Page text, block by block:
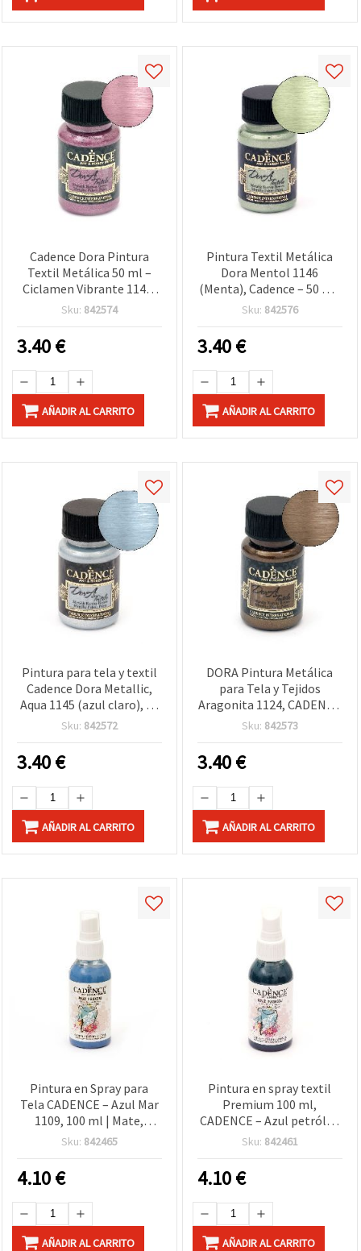
Cadence Dora Pintura
Textil Metálica 50 ml –
Ciclamen Vibrante 1144,
Acabado con Destellos de
Tejidos, Ropa y
Manualidades DIY
Sku: 842574
3.40€
AÑADIR AL CARRITO
Pintura Textil Metálica
Dora Mentol 1146
(Menta), Cadence – 50 ml,
acabado irisado para
manualidades DIY
Sku: 842576
3.40€
AÑADIR AL CARRITO
Pintura para tela y textil
Cadence Dora Metallic,
Aqua 1145 (azul claro), 50
ml – acabado brillante
vaqueros (denim), lona y
manualidades DIY en tela
Sku: 842572
3.40€
AÑADIR AL CARRITO
DORA Pintura Metálica
para Tela y Tejidos
Aragonita 1124, CADENCE
– 50 ml para Manualidades
Sku: 842573
3.40€
AÑADIR AL CARRITO
Pintura en Spray para
Tela CADENCE – Azul Mar
1109, 100 ml | Mate,
Secado Rápido | Para
Plantillas y Manualidades
Sku: 842465
4.10€
AÑADIR AL CARRITO
Pintura en spray textil
Premium 100 ml,
CADENCE – Azul petróleo
1114 (Petrol Blue), secado
para algodón, lona, denim
y otros tejidos
Sku: 842461
4.10€
AÑADIR AL CARRITO